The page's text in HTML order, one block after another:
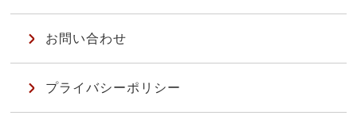
お問い合わせ
プライバシーポリシー